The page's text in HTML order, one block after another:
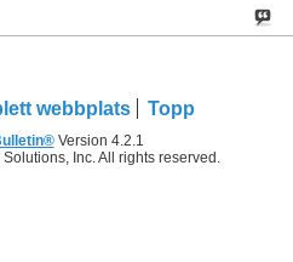
webbplats Topp
Version 4.2.1
Inc. All rights reserved.